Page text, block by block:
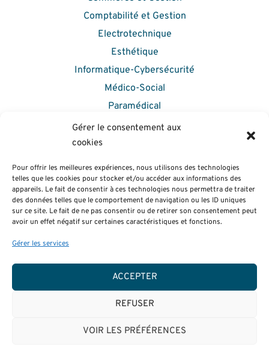
Gérer le consentement aux
cookies
Pour offrir les meilleures expériences, nous utilisons des technologies
telles que les cookies pour stocker et/ou accéder aux informations des
appareils. Le fait de consentir à ces technologies nous permettra de traiter
des données telles que le comportement de navigation ou les ID uniques
sur ce site. Le fait de ne pas consentir ou de retirer son consentement peut
avoir un effet négatif sur certaines caractéristiques et fonctions.
Gérer les services
ACCEPTER
REFUSER
VOIR LES PRÉFÉRENCES
Comptabilité et Gestion
Electrotechnique
Esthétique
Informatique-Cybersécurité
Médico-Social
Paramédical
VAE – Formation Continue
Comment s’inscrire
VIE ÉTUDIANTE
Le Bureau Des Étudiants
Le Centre de ressources
Ouverture à l’international
Activités étudiantes
Politique de confidentialité